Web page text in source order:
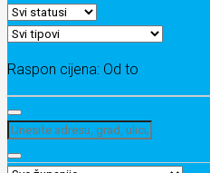
Raspon cijena: Od to